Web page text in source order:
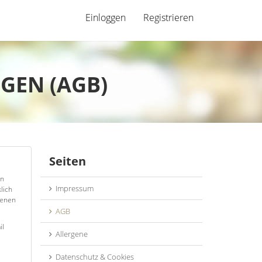
Einloggen Registrieren
(AGB)
Seiten
Impressum
AGB
Allergene
Datenschutz & Cookies